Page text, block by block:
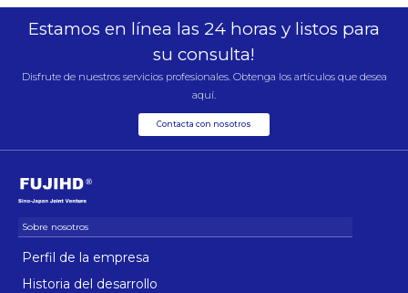
Estamos en línea las 24 horas y listos para
su consulta!
Disfrute de nuestros servicios profesionales. Obtenga los artículos que desea
aquí.
Contacta con nosotros
Perfil de la empresa
Historia del desarrollo